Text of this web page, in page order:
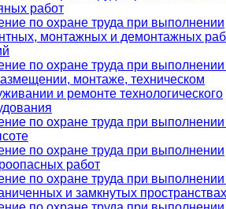
работ
по охране труда при выполнении
монтажных и демонтажных
по охране труда при выполнении
монтаже, техническом
и ремонте технологического
по охране труда при выполнении
по охране труда при выполнении
работ
по охране труда при выполнении
и замкнутых пространствах